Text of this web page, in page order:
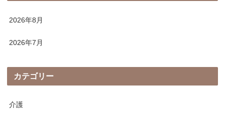
2026年8月
2026年7月
カテゴリー
介護